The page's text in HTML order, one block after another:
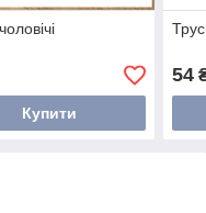
Купити
54